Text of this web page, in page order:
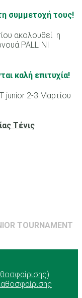
συμμετοχή τους!
ακολουθεί η
PALLINI
καλή επιτυχία!
Τένις
TOURNAMENT